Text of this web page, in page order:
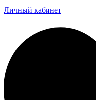
Личный кабинет